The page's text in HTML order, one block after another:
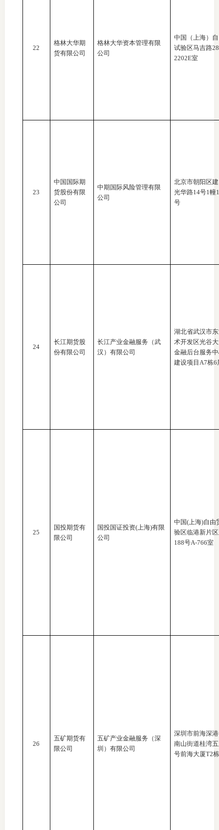
22
格林大华期
货有限公司
格林大华资本管理有限
公司
中国（上海）
试验区马吉路
2202E室
23
中国国际期
货股份有限
公司
中期国际风险管理有限
公司
北京市朝阳区
光华路14号1幢
号
24
长江期货股
份有限公司
长江产业金融服务（武
汉）有限公司
湖北省武汉市
术开发区光谷
金融后台服务
建设项目A7栋6
25
国投期货有
限公司
国投国证投资(上海)有限
公司
中国(上海)自由
验区临港新片
188号A-766室
26
五矿期货有
限公司
五矿产业金融服务（深
圳）有限公司
深圳市前海深
南山街道桂湾
号前海大厦T2